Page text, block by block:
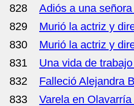
828
Adiós a una
829
Murió la actriz y
830
Murió la actriz y
831
Una vida de
832
Falleció Alejandra
833
Varela en